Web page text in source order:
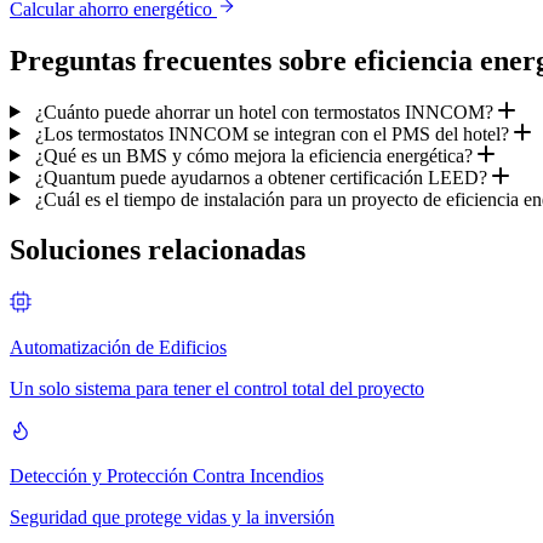
Calcular ahorro energético
Preguntas frecuentes sobre eficiencia
¿Cuánto puede ahorrar un hotel con termostatos INNCOM?
¿Los termostatos INNCOM se integran con el PMS del hotel?
¿Qué es un BMS y cómo mejora la eficiencia energética?
¿Quantum puede ayudarnos a obtener certificación LEED?
¿Cuál es el tiempo de instalación para un proyecto de eficiencia
Soluciones relacionadas
Automatización de Edificios
Un solo sistema para tener el control total del proyecto
Detección y Protección Contra Incendios
Seguridad que protege vidas y la inversión